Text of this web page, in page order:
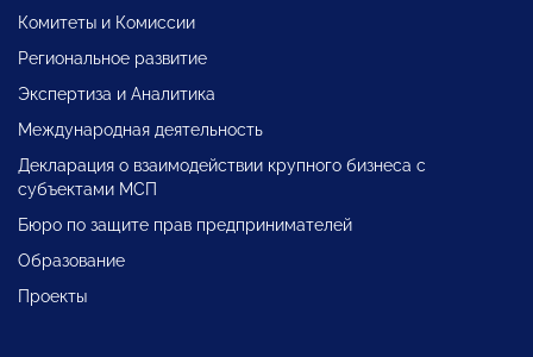
Комитеты и Комиссии
Региональное развитие
Экспертиза и Аналитика
Международная деятельность
Декларация о взаимодействии крупного бизнеса с
субъектами МСП
Бюро по защите прав предпринимателей
Образование
Проекты